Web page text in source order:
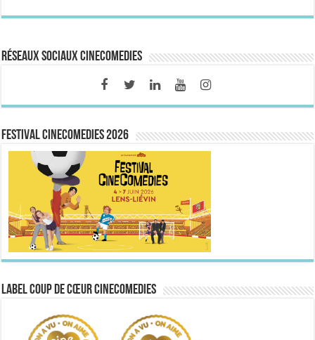
Réseaux sociaux CineComedies
FESTIVAL CINECOMEDIES 2026
Label Coup de Cœur CineComedies